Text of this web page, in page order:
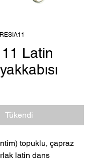
Latin
Tükendi
topuklu, çapraz
latin dans